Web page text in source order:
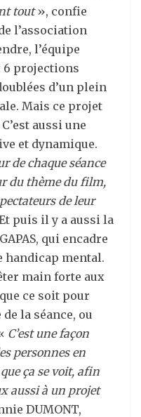
tout», confie
l’association
l’équipe
6 projections
d’un plein
Mais ce projet
aussi une
et dynamique.
de chaque séance
du thème du film,
de leur
puis il y a aussi la
qui encadre
handicap mental.
main forte aux
ce soit pour
la séance, ou
C’est une façon
personnes en
ça se voit, afin
aussi à un projet
DUMONT,